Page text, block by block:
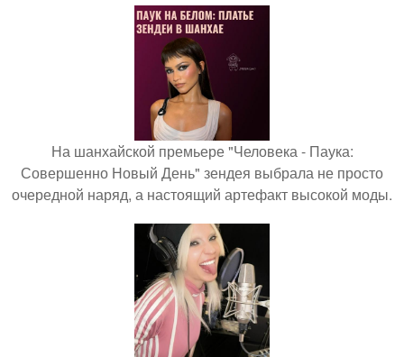
На шанхайской премьере "Человека - Паука:
Совершенно Новый День" зендея выбрала не просто
очередной наряд, а настоящий артефакт высокой моды.